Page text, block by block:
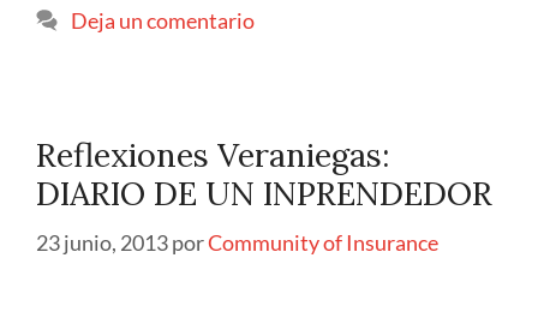
Deja un comentario
Reflexiones Veraniegas:
DIARIO DE UN INPRENDEDOR
23 junio, 2013porCommunity of Insurance